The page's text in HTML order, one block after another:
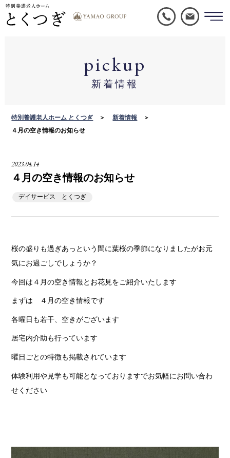
pickup
新着情報
特別養護老人ホーム とくつぎ 新着情報
４月の空き情報のお知らせ
2023.04.14
４月の空き情報のお知らせ
デイサービス とくつぎ
桜の盛りも過ぎあっという間に葉桜の季節になりましたがお元
気にお過ごしでしょうか？
今回は４月の空き情報とお花見をご紹介いたします
まずは ４月の空き情報です
各曜日も若干、空きがございます
居宅内介助も行っています
曜日ごとの特徴も掲載されています
体験利用や見学も可能となっておりますでお気軽にお問い合わ
せください